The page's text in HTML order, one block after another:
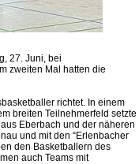
27. Juni, bei
zweiten Mal hatten die
richtet. In einem
breiten Teilnehmerfeld setzte
Eberbach und der näheren
und mit den “Erlenbacher
den Basketballern des
auch Teams mit